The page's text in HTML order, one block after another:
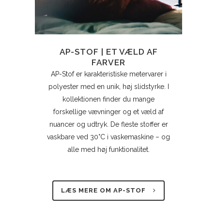
AP-STOF | ET VÆLD AF
FARVER
AP-Stof er karakteristiske metervarer i
polyester med en unik, høj slidstyrke. I
kollektionen finder du mange
forskellige vævninger og et væld af
nuancer og udtryk. De fleste stoffer er
vaskbare ved 30°C i vaskemaskine – og
alle med høj funktionalitet.
LÆS MERE OM AP-STOF